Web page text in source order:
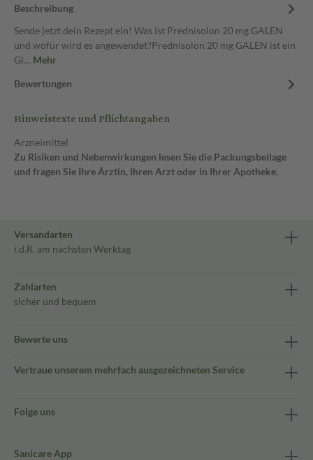
Beschreibung
Sende jetzt dein Rezept ein! Was ist Prednisolon 20 mg GALEN
und wofür wird es angewendet?Prednisolon 20 mg GALEN ist ein
Gl… Mehr
Bewertungen
Hinweistexte und Pflichtangaben
Arzneimittel
Zu Risiken und Nebenwirkungen lesen Sie die Packungsbeilage
und fragen Sie Ihre Ärztin, Ihren Arzt oder in Ihrer Apotheke.
Versandarten
i.d.R. am nächsten Werktag
Zahlarten
sicher und bequem
Bewerte uns
Vertraue unserem mehrfach ausgezeichneten Service
Folge uns
Sanicare App